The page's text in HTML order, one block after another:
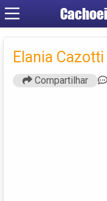
Elania Cazotti
Compartilhar